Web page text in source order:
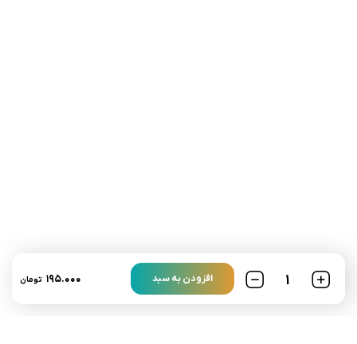
افزودن به سبد ۱۹۵.۰۰۰ تومان